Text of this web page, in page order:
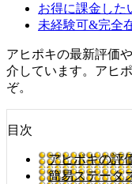
お得に課金した
未経験可&完全
アヒポキの最新評価
介しています。アヒ
ぞ。
目次
アヒポキの評
簡易ステータ